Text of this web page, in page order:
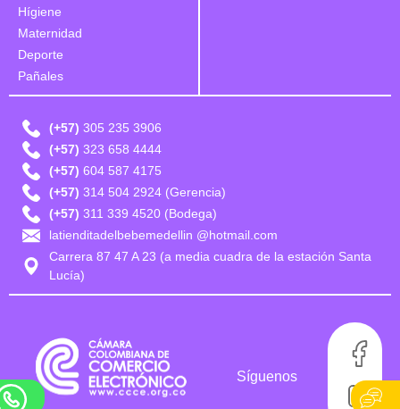
Hígiene
Maternidad
Deporte
Pañales
(+57) 305 235 3906
(+57) 323 658 4444
(+57) 604 587 4175
(+57) 314 504 2924 (Gerencia)
(+57) 311 339 4520 (Bodega)
latienditadelbebemedellin @hotmail.com
Carrera 87 47 A 23 (a media cuadra de la estación Santa
Lucía)
Síguenos